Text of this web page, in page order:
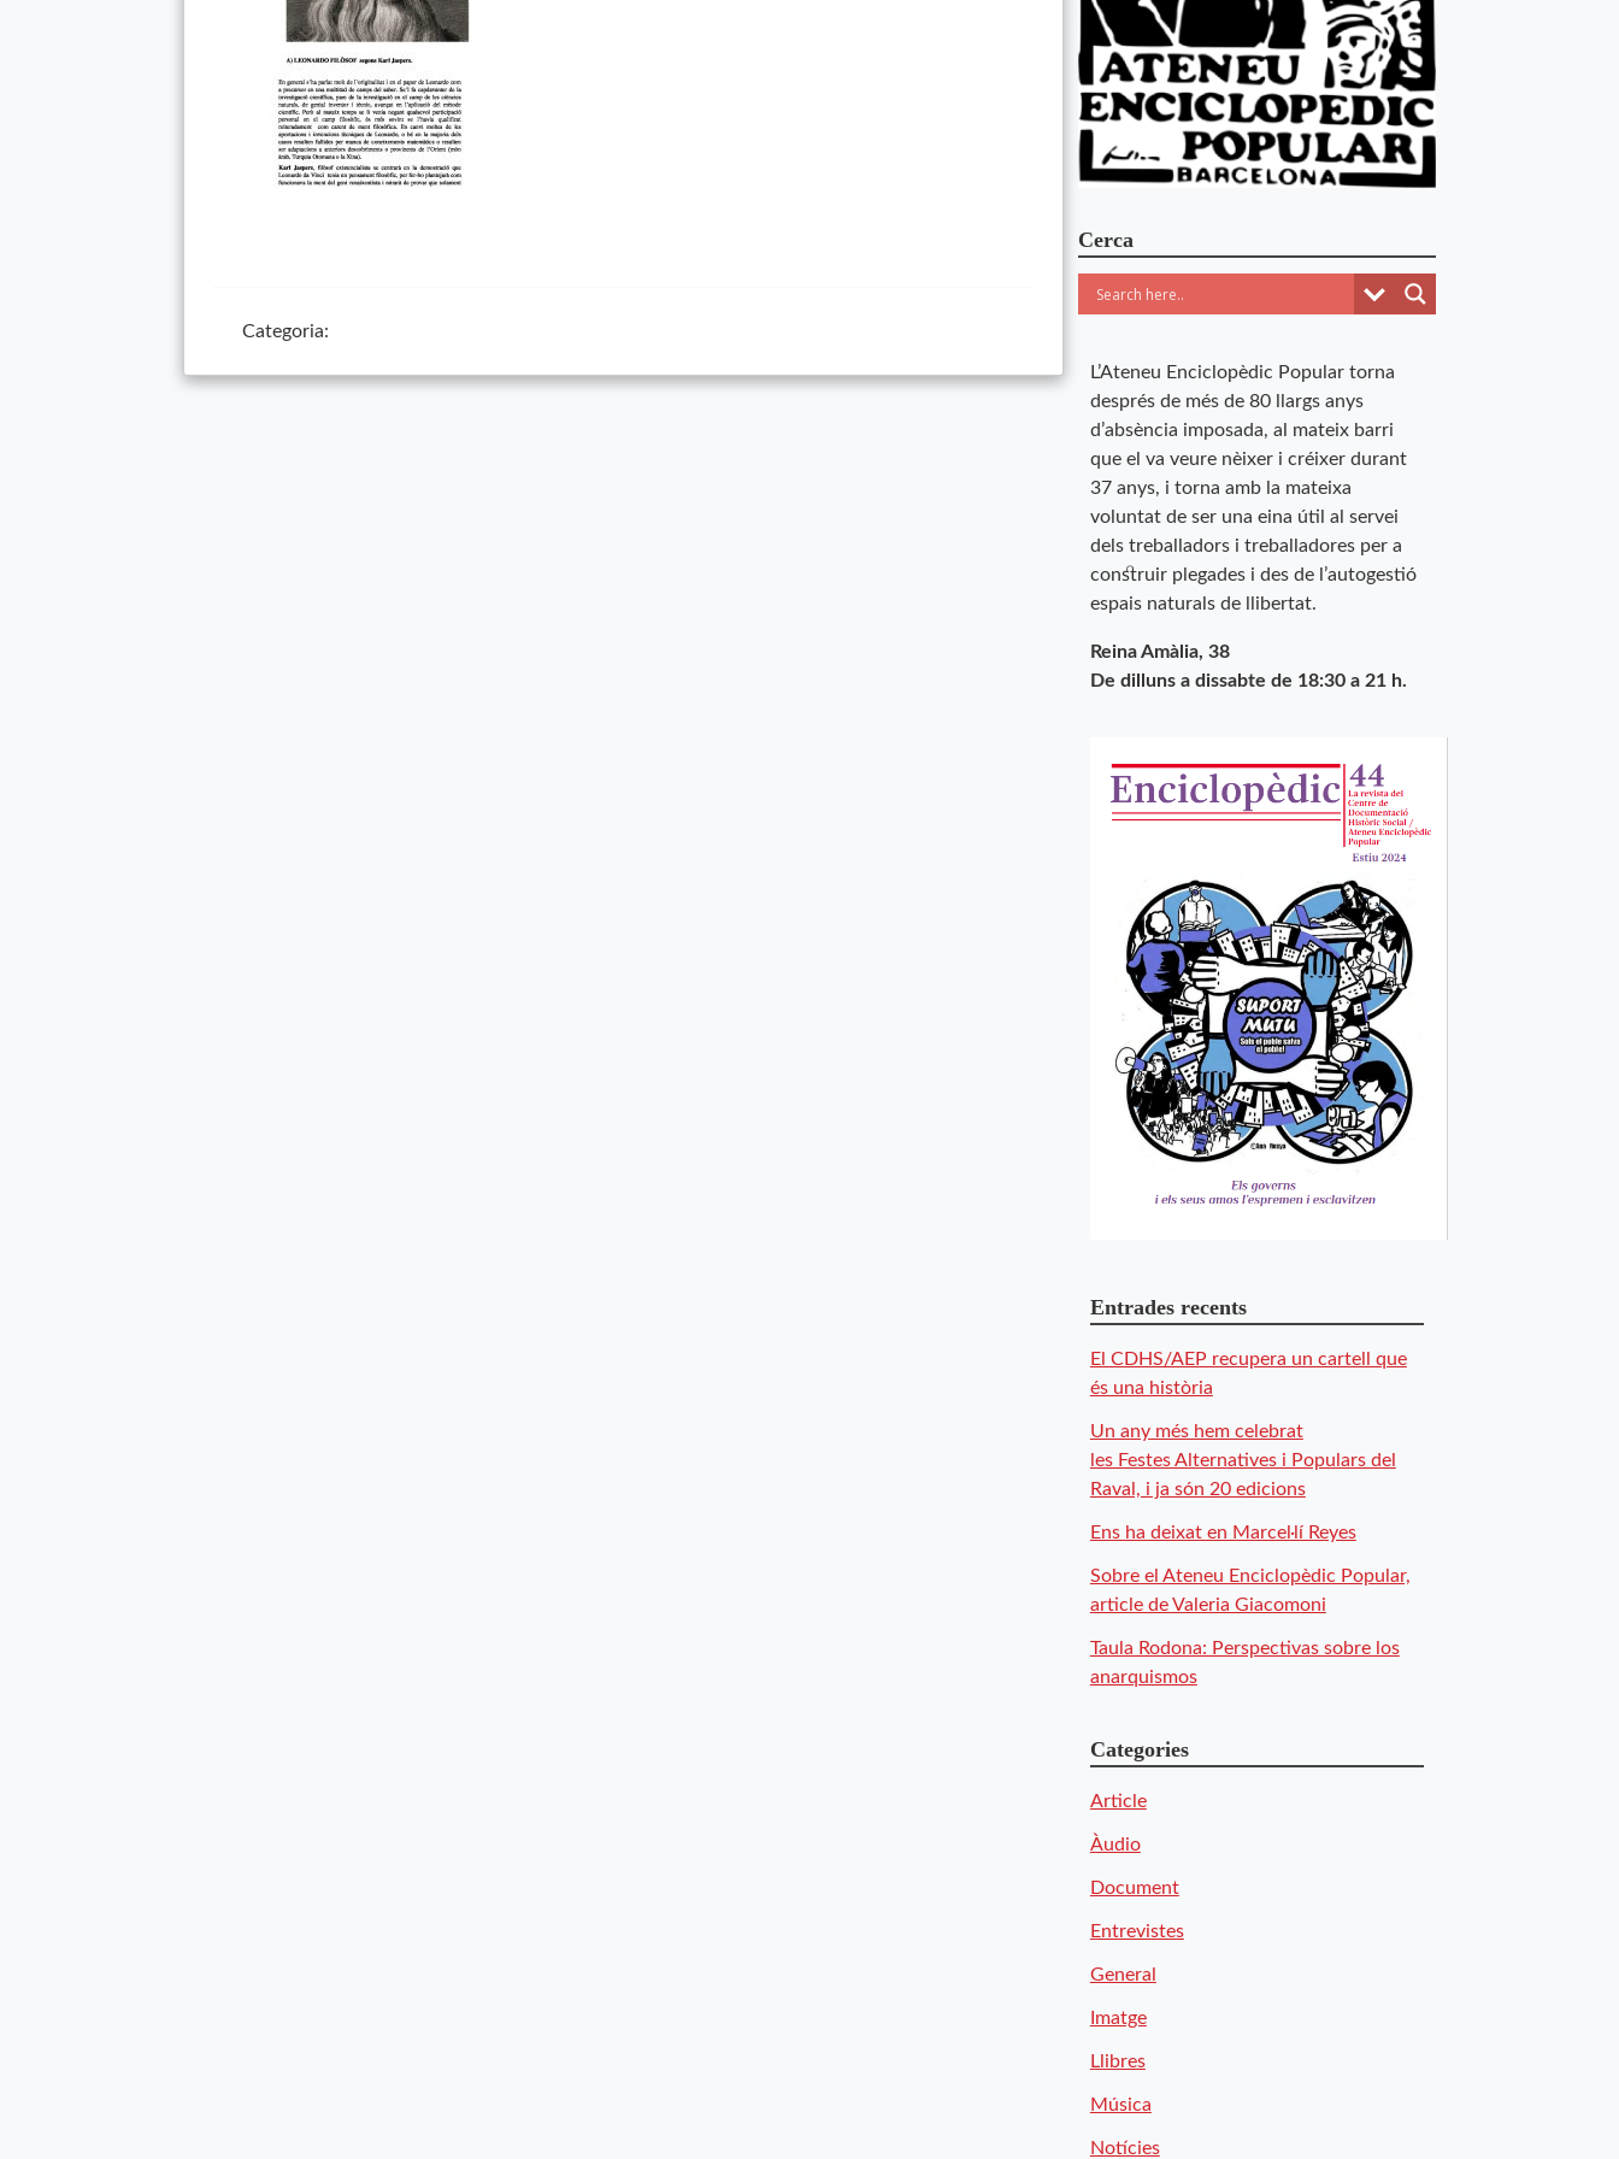
Categoria:
Cerca
L’Ateneu Enciclopèdic Popular torna
després de més de 80 llargs anys
d’absència imposada, al mateix barri
que el va veure nèixer i créixer durant
37 anys, i torna amb la mateixa
voluntat de ser una eina útil al servei
dels treballadors i treballadores per a
construir plegades i des de l’autogestió
espais naturals de llibertat.
Reina Amàlia, 38
De dilluns a dissabte de 18:30 a 21 h.
Entrades recents
El CDHS/AEP recupera un cartell que
és una història
Un any més hem celebrat
les Festes Alternatives i Populars del
Raval, i ja són 20 edicions
Ens ha deixat en Marcel·lí Reyes
Sobre el Ateneu Enciclopèdic Popular,
article de Valeria Giacomoni
Taula Rodona: Perspectivas sobre los
anarquismos
Categories
Article
Àudio
Document
Entrevistes
General
Imatge
Llibres
Música
Notícies